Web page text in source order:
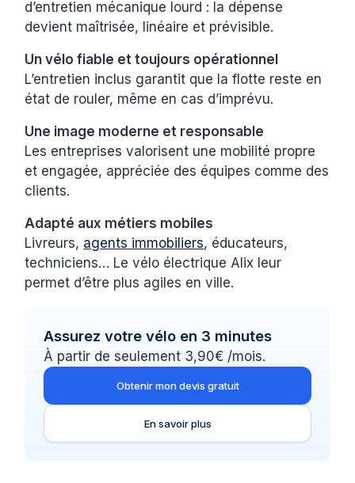
d’entretien mécanique lourd : la dépense
devient maîtrisée, linéaire et prévisible.
Un vélo fiable et toujours opérationnel
L’entretien inclus garantit que la flotte reste en
état de rouler, même en cas d’imprévu.
Une image moderne et responsable
Les entreprises valorisent une mobilité propre
et engagée, appréciée des équipes comme des
clients.
Adapté aux métiers mobiles
Livreurs, agents immobiliers, éducateurs,
techniciens… Le vélo électrique Alix leur
permet d’être plus agiles en ville.
Assurez votre vélo en 3 minutes
À partir de seulement 3,90€ /mois.
Obtenir mon devis gratuit
En savoir plus